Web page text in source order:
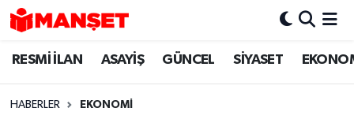
RESMİ İLAN ASAYİŞ GÜNCEL SİYASET
HABERLER EKONOMİ
Hava Durumu
Trafik Durumu